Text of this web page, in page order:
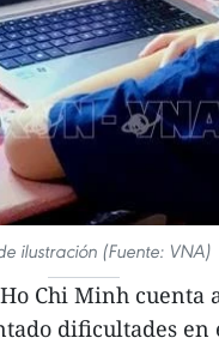
ilustración (Fuente: VNA)
Chi Minh cuenta
dificultades